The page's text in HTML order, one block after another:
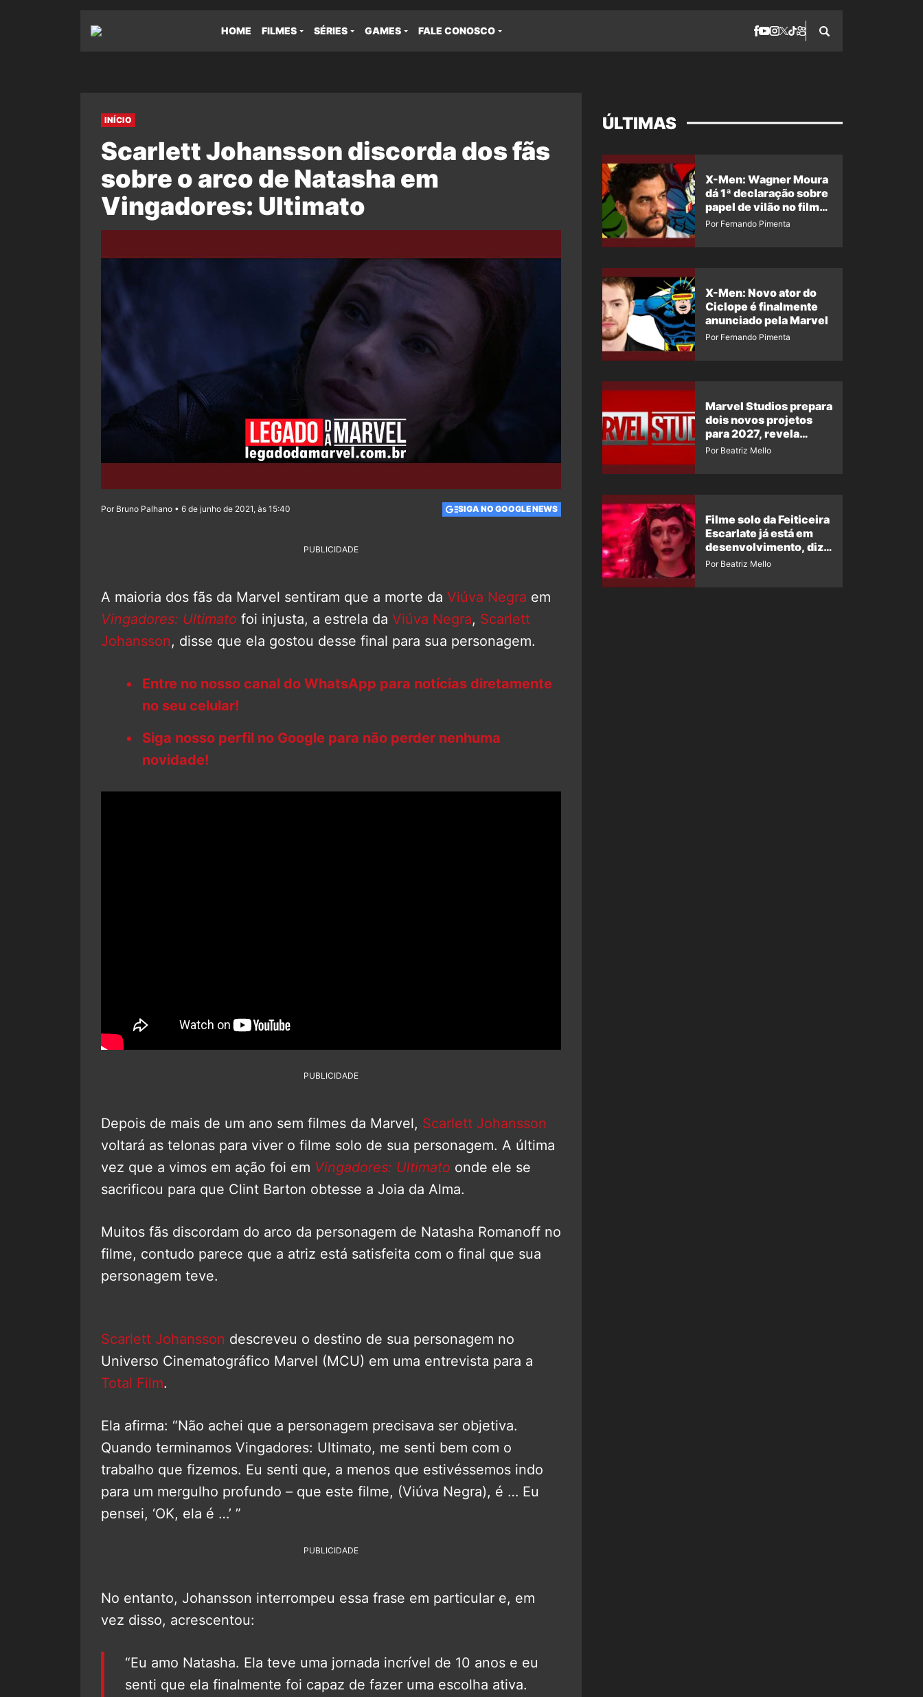
HOME FILMES SÉRIES GAMES FALE CONOSCO
INÍCIO
Scarlett Johansson discorda dos fãs
sobre o arco de Natasha em
Vingadores: Ultimato
Por Bruno Palhano • 6 de junho de 2021, às 15:40 SIGA NO GOOGLE NEWS
PUBLICIDADE
A maioria dos fãs da Marvel sentiram que a morte da Viúva Negra em
Vingadores: Ultimato foi injusta, a estrela da Viúva Negra, Scarlett
Johansson, disse que ela gostou desse final para sua personagem.
Entre no nosso canal do WhatsApp para notícias diretamente
no seu celular!
Siga nosso perfil no Google para não perder nenhuma
novidade!
PUBLICIDADE
Depois de mais de um ano sem filmes da Marvel, Scarlett Johansson
voltará as telonas para viver o filme solo de sua personagem. A última
vez que a vimos em ação foi em Vingadores: Ultimato onde ele se
sacrificou para que Clint Barton obtesse a Joia da Alma.
Muitos fãs discordam do arco da personagem de Natasha Romanoff no
filme, contudo parece que a atriz está satisfeita com o final que sua
personagem teve.
Scarlett Johansson descreveu o destino de sua personagem no
Universo Cinematográfico Marvel (MCU) em uma entrevista para a
Total Film.
Ela afirma: “Não achei que a personagem precisava ser objetiva.
Quando terminamos Vingadores: Ultimato, me senti bem com o
trabalho que fizemos. Eu senti que, a menos que estivéssemos indo
para um mergulho profundo – que este filme, (Viúva Negra), é … Eu
pensei, ‘OK, ela é …’ ”
PUBLICIDADE
No entanto, Johansson interrompeu essa frase em particular e, em
vez disso, acrescentou:
“Eu amo Natasha. Ela teve uma jornada incrível de 10 anos e eu
senti que ela finalmente foi capaz de fazer uma escolha ativa.
ÚLTIMAS
X-Men: Wagner Moura
dá 1ª declaração sobre
papel de vilão no filme
da Marvel
Por Fernando Pimenta
X-Men: Novo ator do
Ciclope é finalmente
anunciado pela Marvel
Por Fernando Pimenta
Marvel Studios prepara
dois novos projetos
para 2027, revela
insider
Por Beatriz Mello
Filme solo da Feiticeira
Escarlate já está em
desenvolvimento, diz
insider
Por Beatriz Mello